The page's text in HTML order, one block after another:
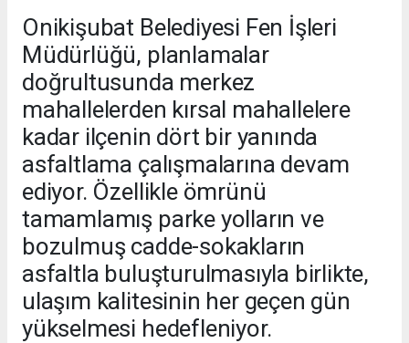
Onikişubat Belediyesi Fen İşleri
Müdürlüğü, planlamalar
doğrultusunda merkez
mahallelerden kırsal mahallelere
kadar ilçenin dört bir yanında
asfaltlama çalışmalarına devam
ediyor. Özellikle ömrünü
tamamlamış parke yolların ve
bozulmuş cadde-sokakların
asfaltla buluşturulmasıyla birlikte,
ulaşım kalitesinin her geçen gün
yükselmesi hedefleniyor.